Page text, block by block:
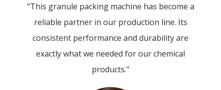
"This granule packing machine has become a
reliable partner in our production line. Its
consistent performance and durability are
exactly what we needed for our chemical
products."